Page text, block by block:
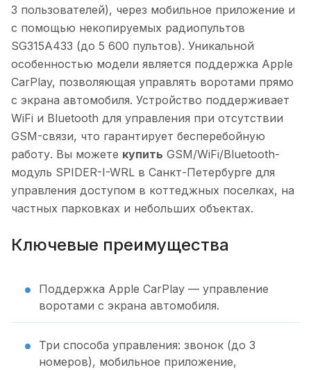
3 пользователей), через мобильное приложение и
с помощью некопируемых радиопультов
SG315A433 (до 5 600 пультов). Уникальной
особенностью модели является поддержка Apple
CarPlay, позволяющая управлять воротами прямо
с экрана автомобиля. Устройство поддерживает
WiFi и Bluetooth для управления при отсутствии
GSM-связи, что гарантирует бесперебойную
работу. Вы можете купить GSM/WiFi/Bluetooth-
модуль SPIDER-I-WRL в Санкт-Петербурге для
управления доступом в коттеджных поселках, на
частных парковках и небольших объектах.
Ключевые преимущества
Поддержка Apple CarPlay — управление
воротами с экрана автомобиля.
Три способа управления: звонок (до 3
номеров), мобильное приложение,